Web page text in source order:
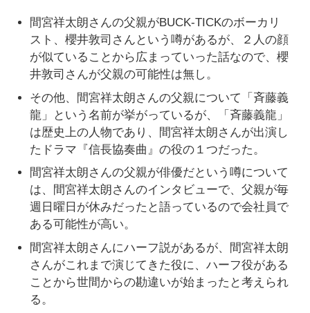
間宮祥太朗さんの父親がBUCK-TICKのボーカリ
スト、櫻井敦司さんという噂があるが、２人の顔
が似ていることから広まっていった話なので、櫻
井敦司さんが父親の可能性は無し。
その他、間宮祥太朗さんの父親について「斉藤義
龍」という名前が挙がっているが、「斉藤義龍」
は歴史上の人物であり、間宮祥太朗さんが出演し
たドラマ『信長協奏曲』の役の１つだった。
間宮祥太朗さんの父親が俳優だという噂について
は、間宮祥太朗さんのインタビューで、父親が毎
週日曜日が休みだったと語っているので会社員で
ある可能性が高い。
間宮祥太朗さんにハーフ説があるが、間宮祥太朗
さんがこれまで演じてきた役に、ハーフ役がある
ことから世間からの勘違いが始まったと考えられ
る。